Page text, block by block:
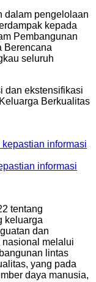
dalam pengelolaan
kepada
Pembangunan
Berencana
seluruh
dan ekstensifikasi
Berkualitas
informasi
tentang
keluarga
dan
nasional melalui
lintas
yang pada
daya manusia,